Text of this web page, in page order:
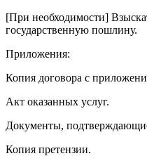
[При необходимости]
государственную пошлину.
Приложения:
Копия договора с
Акт оказанных услуг.
Документы,
Копия претензии.